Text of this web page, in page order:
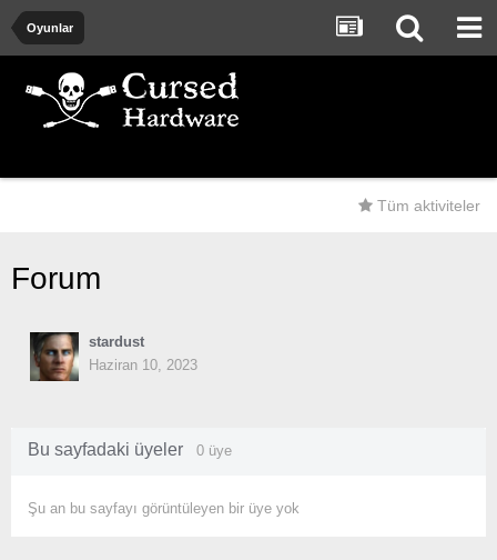
Oyunlar
Tüm aktiviteler
Forum
stardust
Haziran 10, 2023
Bu sayfadaki üyeler 0 üye
Şu an bu sayfayı görüntüleyen bir üye yok